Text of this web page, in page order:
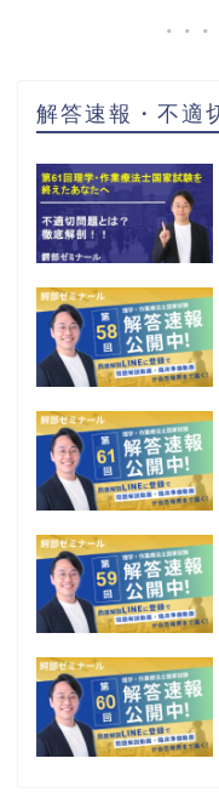
解答速報・不適